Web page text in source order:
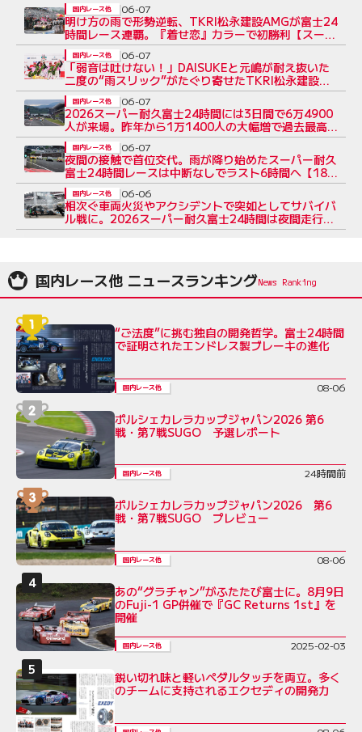
明け方の雨で形勢逆転、TKRI松永建設AMGが富士24
時間レース連覇。『着せ恋』カラーで初勝利【スー
パー耐久決勝レポート】
国内レース他 06-07
「弱音は吐けない！」DAISUKEと元嶋が耐え抜いた
二度の“雨スリック”がたぐり寄せたTKRI松永建設
AMG GT3の富士24時間連覇
国内レース他 06-07
2026スーパー耐久富士24時間には3日間で6万4900
人が来場。昨年から1万1400人の大幅増で過去最高
を更新
国内レース他 06-07
夜間の接触で首位交代。雨が降り始めたスーパー耐久
富士24時間レースは中断なしでラスト6時間へ【18
時間後順位結果】
国内レース他 06-07
相次ぐ車両火災やアクシデントで突如としてサバイバ
ル戦に。2026スーパー耐久富士24時間は夜間走行に
突入【決勝6時間レポート】
国内レース他 06-06
国内レース他 ニュースランキング
“ご法度”に挑む独自の開発哲学。富士24時間
で証明されたエンドレス製ブレーキの進化
国内レース他 08-06
ポルシェカレラカップジャパン2026 第6
戦・第7戦SUGO 予選レポート
国内レース他 24時間前
ポルシェカレラカップジャパン2026 第6
戦・第7戦SUGO プレビュー
国内レース他 08-06
あの“グラチャン”がふたたび富士に。8月9日
のFuji-1 GP併催で『GC Returns 1st』を
開催
国内レース他 2025-02-03
鋭い切れ味と軽いペダルタッチを両立。多く
のチームに支持されるエクセディの開発力